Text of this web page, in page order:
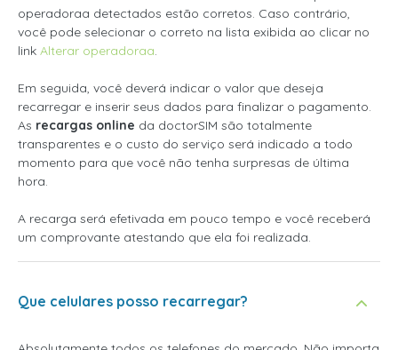
operadoraa detectados estão corretos. Caso contrário,
você pode selecionar o correto na lista exibida ao clicar no
link Alterar operadoraa.
Em seguida, você deverá indicar o valor que deseja
recarregar e inserir seus dados para finalizar o pagamento.
As recargas online da doctorSIM são totalmente
transparentes e o custo do serviço será indicado a todo
momento para que você não tenha surpresas de última
hora.
A recarga será efetivada em pouco tempo e você receberá
um comprovante atestando que ela foi realizada.
Que celulares posso recarregar?